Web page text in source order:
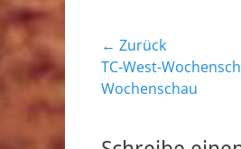
← Zurück
Vorheriger
Beitrag:
TC-West-
Wochenschau